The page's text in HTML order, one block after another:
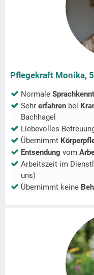
Pflegekraft Monika,
Normale
Sehr erfahren bei
Bachhagel
Liebevolles
Übernimmt
Entsendung vom
Arbeitszeit im
uns)
Übernimmt keine